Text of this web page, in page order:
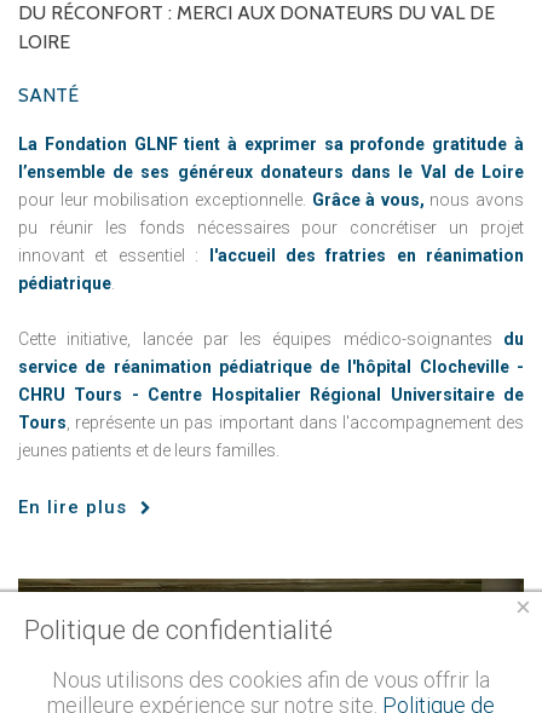
DU RÉCONFORT : MERCI AUX DONATEURS DU VAL DE
LOIRE
SANTÉ
La Fondation GLNF tient à exprimer sa profonde gratitude à
l’ensemble de ses généreux donateurs dans le Val de Loire
pour leur mobilisation exceptionnelle. Grâce à vous, nous avons
pu réunir les fonds nécessaires pour concrétiser un projet
innovant et essentiel :
l'accueil des fratries en réanimation
pédiatrique.
Cette initiative, lancée par les équipes médico-soignantes du
service de réanimation pédiatrique de l'hôpital Clocheville -
CHRU Tours - Centre Hospitalier Régional Universitaire de
Tours, représente un pas important dans l'accompagnement des
jeunes patients et de leurs familles.
En lire plus
×
Politique de confidentialité
Nous utilisons des cookies afin de vous offrir la
meilleure expérience sur notre site. Politique de